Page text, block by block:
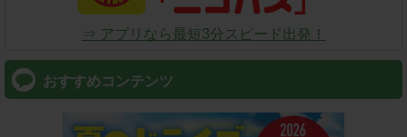
⇒ アプリなら最短3分スピード出発！
おすすめコンテンツ